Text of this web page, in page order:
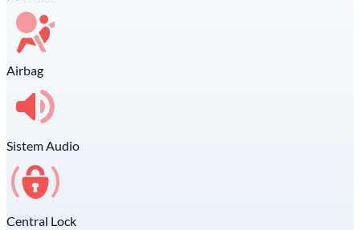
Airbag
Sistem Audio
Central Lock